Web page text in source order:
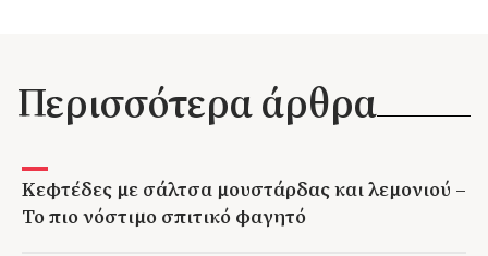
Περισσότερα άρθρα
Κεφτέδες με σάλτσα μουστάρδας και λεμονιού –
Το πιο νόστιμο σπιτικό φαγητό